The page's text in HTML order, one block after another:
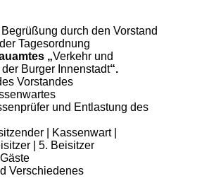
durch den Vorstand
Tagesordnung
„Verkehr und
Burger Innenstadt“.
Vorstandes
und Entlastung des
| Kassenwart |
| 5. Beisitzer